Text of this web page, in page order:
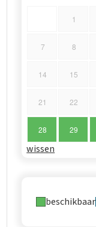
1
7 8
14 15
21 22
28 29
wissen
beschikbaar